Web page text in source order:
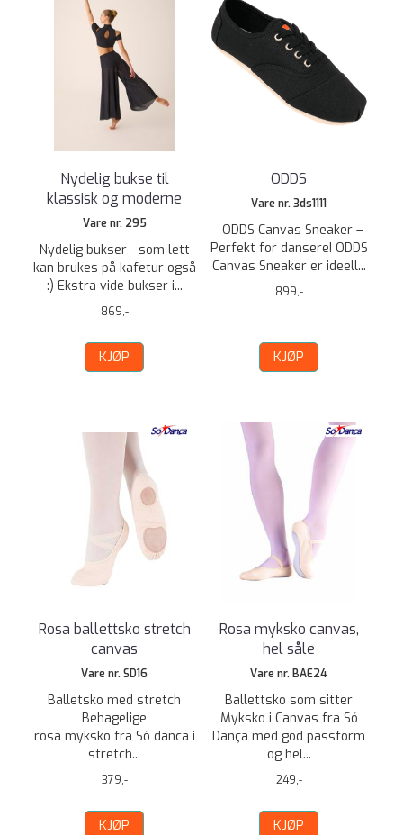
Nydelig bukse til
klassisk og moderne
Vare nr. 295
Nydelig bukser - som lett
kan brukes på kafetur også
:) Ekstra vide bukser i...
869,-
KJØP
ODDS
Vare nr. 3ds1111
ODDS Canvas Sneaker –
Perfekt for dansere! ODDS
Canvas Sneaker er ideell...
899,-
KJØP
Rosa ballettsko stretch
canvas
Vare nr. SD16
Balletsko med stretch
Behagelige
rosa myksko fra Sò danca i
stretch...
379,-
KJØP
Rosa myksko canvas,
hel såle
Vare nr. BAE24
Ballettsko som sitter
Myksko i Canvas fra Só
Dança med god passform
og hel...
249,-
KJØP